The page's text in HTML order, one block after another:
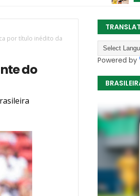
por título inédito da
do
Powered by